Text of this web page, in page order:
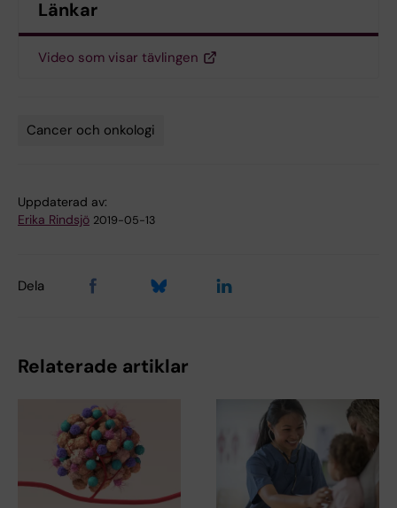
Länkar
Video som visar tävlingen
Cancer och onkologi
Uppdaterad av:
Erika Rindsjö 2019-05-13
Dela
Relaterade artiklar